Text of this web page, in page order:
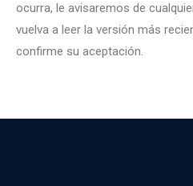
ocurra, le avisaremos de
vuelva a leer la versión más
confirme su aceptación.